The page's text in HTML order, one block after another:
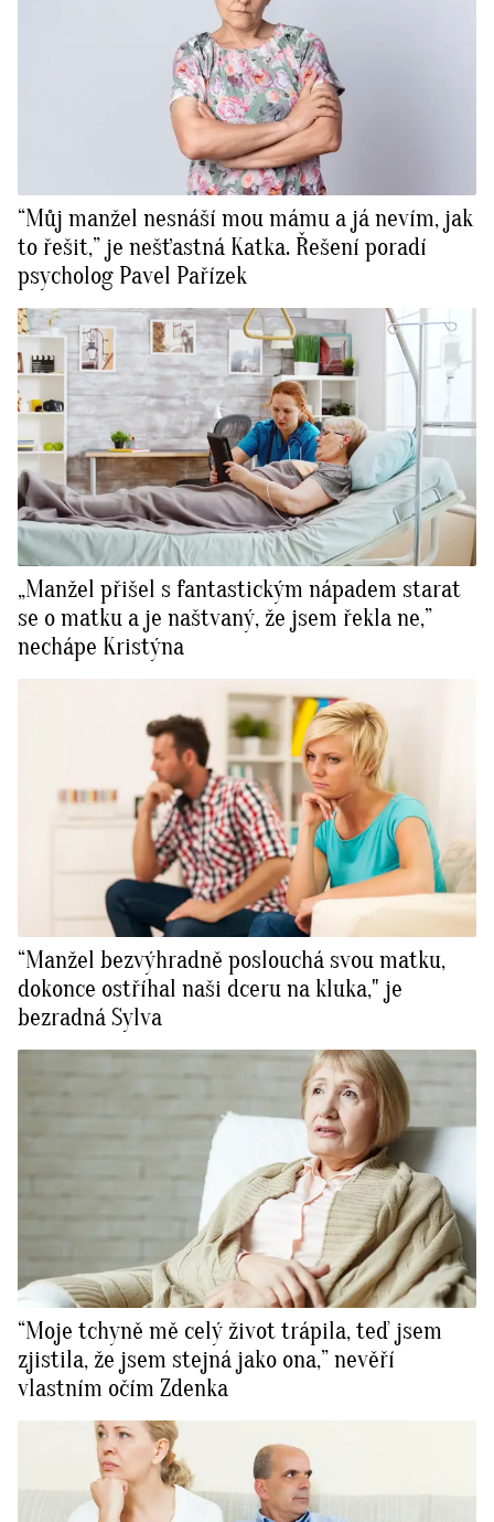
“Můj manžel nesnáší mou mámu a já nevím, jak
to řešit,” je nešťastná Katka. Řešení poradí
psycholog Pavel Pařízek
„Manžel přišel s fantastickým nápadem starat
se o matku a je naštvaný, že jsem řekla ne,”
nechápe Kristýna
“Manžel bezvýhradně poslouchá svou matku,
dokonce ostříhal naši dceru na kluka," je
bezradná Sylva
“Moje tchyně mě celý život trápila, teď jsem
zjistila, že jsem stejná jako ona,” nevěří
vlastním očím Zdenka